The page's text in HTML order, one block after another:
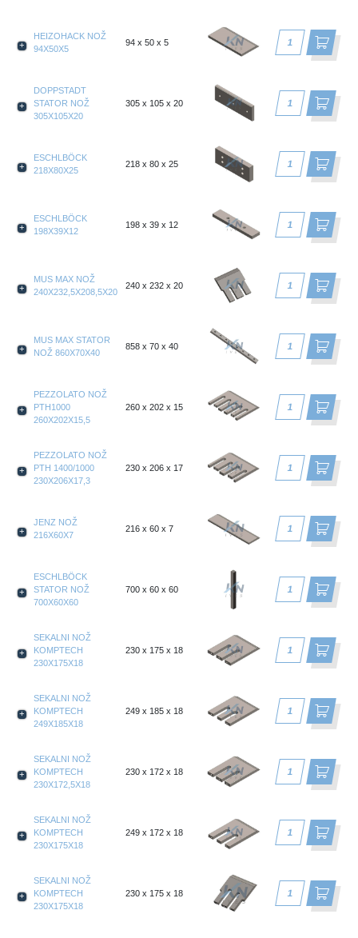
HEIZOHACK NOŽ
94X50X5
94 x 50 x 5
DOPPSTADT
STATOR NOŽ
305X105X20
305 x 105 x 20
ESCHLBÖCK
218X80X25
218 x 80 x 25
ESCHLBÖCK
198X39X12
198 x 39 x 12
MUS MAX NOŽ
240X232,5X208,5X20
240 x 232 x 20
MUS MAX STATOR
NOŽ 860X70X40
858 x 70 x 40
PEZZOLATO NOŽ
PTH1000
260X202X15,5
260 x 202 x 15
PEZZOLATO NOŽ
PTH 1400/1000
230X206X17,3
230 x 206 x 17
JENZ NOŽ
216X60X7
216 x 60 x 7
ESCHLBÖCK
STATOR NOŽ
700X60X60
700 x 60 x 60
SEKALNI NOŽ
KOMPTECH
230X175X18
230 x 175 x 18
SEKALNI NOŽ
KOMPTECH
249X185X18
249 x 185 x 18
SEKALNI NOŽ
KOMPTECH
230X172,5X18
230 x 172 x 18
SEKALNI NOŽ
KOMPTECH
230X175X18
249 x 172 x 18
SEKALNI NOŽ
KOMPTECH
230X175X18
230 x 175 x 18